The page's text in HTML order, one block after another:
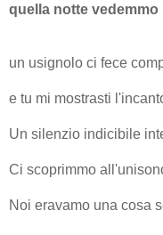
quella notte
un usignolo ci fece
e tu mi mostrasti
Un silenzio indicibile
Ci scoprimmo
Noi eravamo una cosa